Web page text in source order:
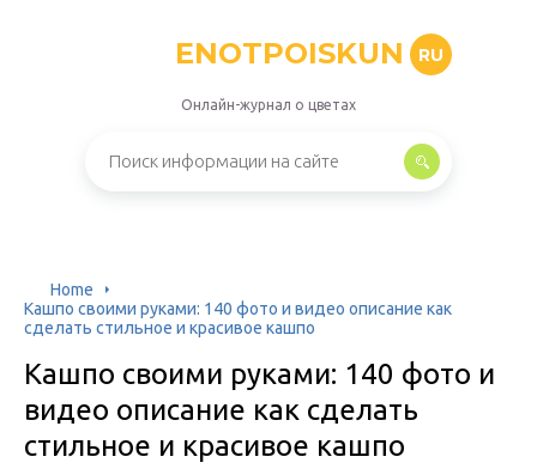
ENOTPOISKUN RU
Онлайн-журнал о цветах
Home
Кашпо своими руками: 140 фото и видео описание как
сделать стильное и красивое кашпо
Кашпо своими руками: 140 фото и
видео описание как сделать
стильное и красивое кашпо